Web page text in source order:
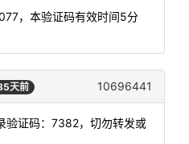
，本验证码有效时间5分
天前 10696441
验证码：7382，切勿转发或